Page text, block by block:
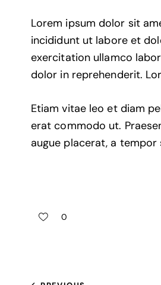
Lorem ipsum dolor sit
incididunt ut labore et
exercitation ullamco
dolor in reprehenderit.
Etiam vitae leo et diam
erat commodo ut.
augue placerat, a
0